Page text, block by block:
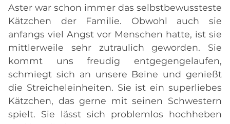
Aster war schon immer das selbstbewussteste
Kätzchen der Familie. Obwohl auch sie
anfangs viel Angst vor Menschen hatte, ist sie
mittlerweile sehr zutraulich geworden. Sie
kommt uns freudig entgegengelaufen,
schmiegt sich an unsere Beine und genießt
die Streicheleinheiten. Sie ist ein superliebes
Kätzchen, das gerne mit seinen Schwestern
spielt. Sie lässt sich problemlos hochheben